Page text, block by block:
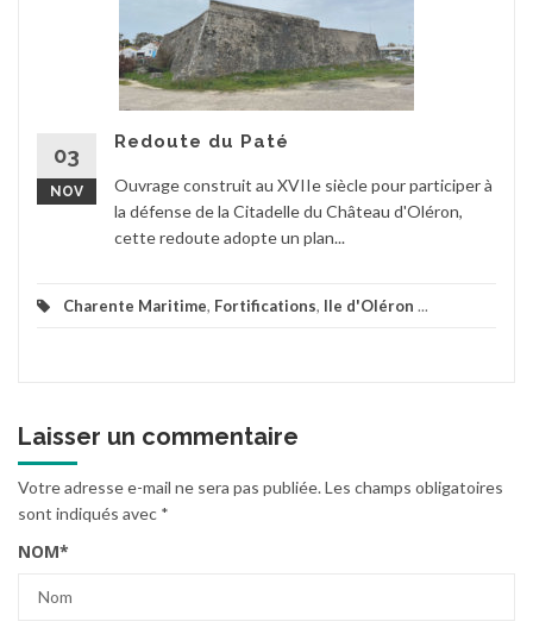
03
NOV
Redoute du Paté
Ouvrage construit au XVIIe siècle pour participer à
la défense de la Citadelle du Château d'Oléron,
cette redoute adopte un plan...
Charente Maritime, Fortifications, Ile d'Oléron ...
Laisser un commentaire
Votre adresse e-mail ne sera pas publiée.Les champs obligatoires
sont indiqués avec *
NOM*